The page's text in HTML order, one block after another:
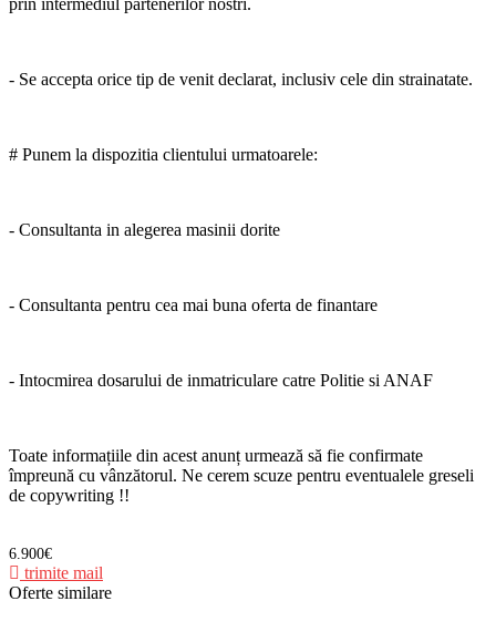
prin intermediul partenerilor nostri.
- Se accepta orice tip de venit declarat, inclusiv cele din strainatate.
# Punem la dispozitia clientului urmatoarele:
- Consultanta in alegerea masinii dorite
- Consultanta pentru cea mai buna oferta de finantare
- Intocmirea dosarului de inmatriculare catre Politie si ANAF
Toate informațiile din acest anunț urmează să fie confirmate
împreună cu vânzătorul. Ne cerem scuze pentru eventualele greseli
de copywriting !!
6.900€
trimite mail
Oferte similare